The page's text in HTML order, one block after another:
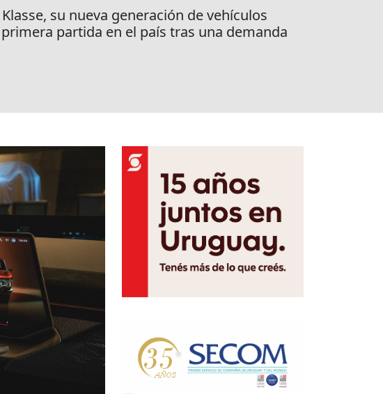
su nueva generación de vehículos
partida en el país tras una demanda